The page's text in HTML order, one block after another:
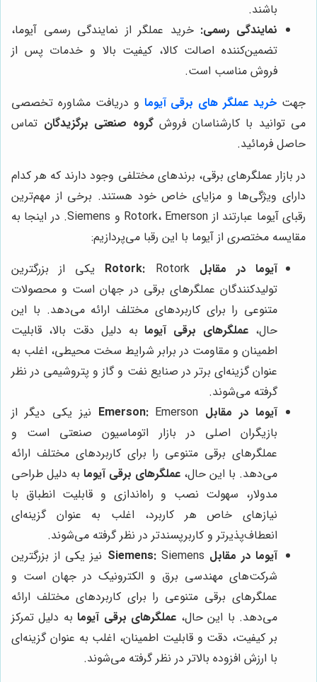
باشند.
نمایندگی رسمی: خرید عملگر از نمایندگی رسمی آیوما،
تضمین‌کننده اصالت کالا، کیفیت بالا و خدمات پس از
فروش مناسب است.
جهت خرید عملگر های برقی آیوما و دریافت مشاوره تخصصی
می توانید با کارشناسان فروشگروه صنعتی برگزیدگان تماس
حاصل فرمائید.
در بازار عملگرهای برقی، برندهای مختلفی وجود دارند که هر کدام
دارای ویژگی‌ها و مزایای خاص خود هستند. برخی از مهم‌ترین
رقبای آیوما عبارتند از Rotork، Emerson و Siemens. در اینجا به
مقایسه مختصری از آیوما با این رقبا می‌پردازیم:
آیوما در مقابل Rotork:
Rotork یکی از بزرگترین
تولیدکنندگان عملگرهای برقی در جهان است و محصولات
متنوعی را برای کاربردهای مختلف ارائه می‌دهد. با این
حال، عملگرهای برقی آیومابه دلیل دقت بالا، قابلیت
اطمینان و مقاومت در برابر شرایط سخت محیطی، اغلب به
عنوان گزینه‌ای برتر در صنایع نفت و گاز و پتروشیمی در نظر
گرفته می‌شوند.
آیوما در مقابل Emerson:
Emerson نیز یکی دیگر از
بازیگران اصلی در بازار اتوماسیون صنعتی است و
عملگرهای برقی متنوعی را برای کاربردهای مختلف ارائه
می‌دهد. با این حال، عملگرهای برقی آیوما به دلیل طراحی
مدولار، سهولت نصب و راه‌اندازی و قابلیت انطباق با
نیازهای خاص هر کاربرد، اغلب به عنوان گزینه‌ای
انعطاف‌پذیرتر و کاربرپسندتر در نظر گرفته می‌شوند.
آیوما در مقابل Siemens:
Siemens نیز یکی از بزرگترین
شرکت‌های مهندسی برق و الکترونیک در جهان است و
عملگرهای برقی متنوعی را برای کاربردهای مختلف ارائه
می‌دهد. با این حال، عملگرهای برقی آیومابه دلیل تمرکز
بر کیفیت، دقت و قابلیت اطمینان، اغلب به عنوان گزینه‌ای
با ارزش افزوده بالاتر در نظر گرفته می‌شوند.